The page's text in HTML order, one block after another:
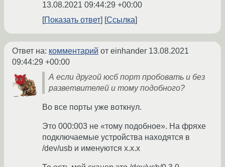
13.08.2021 09:44:29 +00:00
Показать ответ
Ссылка
Ответ на: комментарий от einhander 13.08.2021
09:44:29 +00:00
А если другой юсб порт пробовать и без
разветвителей и тому подобного?
Во все порты уже воткнул.
Это 000:003 не «тому подобное». На фряхе
подключаемые устройства находятся в
/dev/usb и именуются х.х.х